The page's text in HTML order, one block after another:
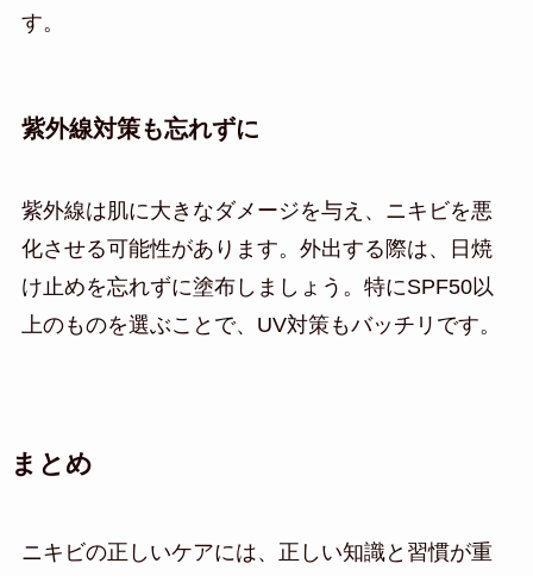
す。
紫外線対策も忘れずに
紫外線は肌に大きなダメージを与え、ニキビを悪
化させる可能性があります。外出する際は、日焼
け止めを忘れずに塗布しましょう。特にSPF50以
上のものを選ぶことで、UV対策もバッチリです。
まとめ
ニキビの正しいケアには、正しい知識と習慣が重